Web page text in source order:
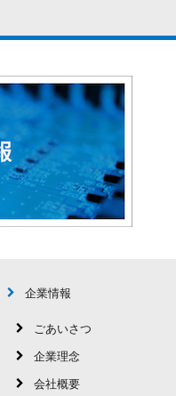
企業情報
ごあいさつ
企業理念
会社概要